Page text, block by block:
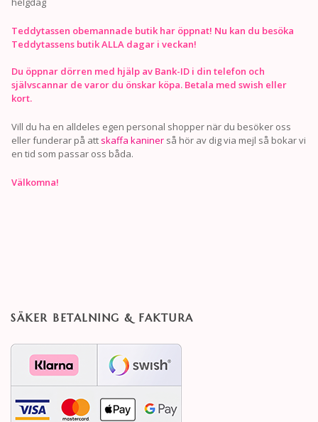
Teddytassen obemannade butik har öppnat! Nu kan du besöka
Teddytassens butik ALLA dagar i veckan!
Du öppnar dörren med hjälp av Bank-ID i din telefon och
självscannar de varor du önskar köpa. Betala med swish eller
kort.
Vill du ha en alldeles egen personal shopper när du besöker oss
eller funderar på att skaffa kaniner så hör av dig via mejl så bokar vi
en tid som passar oss båda.
Välkomna!
SÄKER BETALNING & FAKTURA